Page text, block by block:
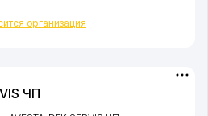
организация
ЧП